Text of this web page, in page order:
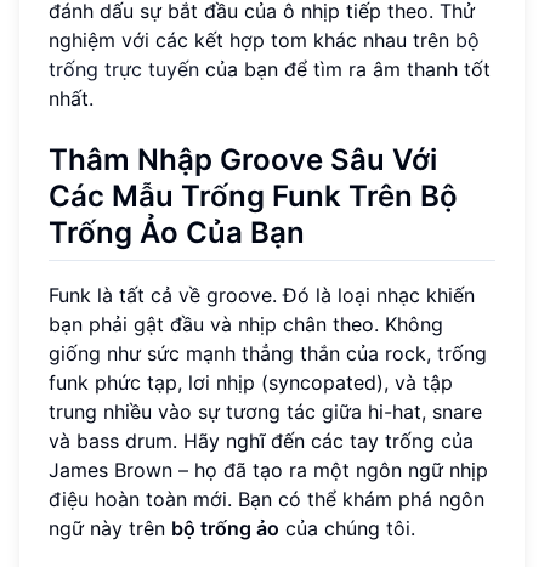
đánh dấu sự bắt đầu của ô nhịp tiếp theo. Thử
nghiệm với các kết hợp tom khác nhau trên bộ
trống trực tuyến của bạn để tìm ra âm thanh tốt
nhất.
Thâm Nhập Groove Sâu Với
Các Mẫu Trống Funk Trên Bộ
Trống Ảo Của Bạn
Funk là tất cả về groove. Đó là loại nhạc khiến
bạn phải gật đầu và nhịp chân theo. Không
giống như sức mạnh thẳng thắn của rock, trống
funk phức tạp, lơi nhịp (syncopated), và tập
trung nhiều vào sự tương tác giữa hi-hat, snare
và bass drum. Hãy nghĩ đến các tay trống của
James Brown – họ đã tạo ra một ngôn ngữ nhịp
điệu hoàn toàn mới. Bạn có thể khám phá ngôn
ngữ này trên bộ trống ảo của chúng tôi.